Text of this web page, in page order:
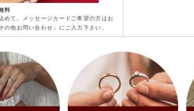
料
めて。メッセージカードご希望の方はお
の他お問い合わせ」にご入力下さい。